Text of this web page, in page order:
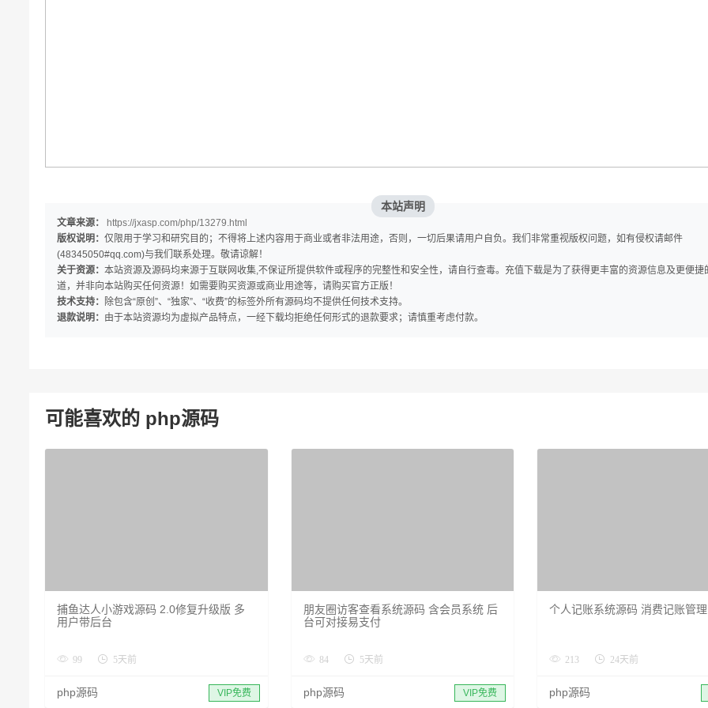
本站声明
文章来源：
https://jxasp.com/php/13279.html
版权说明： 仅限用于学习和研究目的；不得将上述内容用于商业或者非法用途，否则，一切后果请用户自负。我们非常重视版权问题，如有侵权请邮件
(48345050#qq.com)与我们联系处理。敬请谅解！
关于资源： 本站资源及源码均来源于互联网收集,不保证所提供软件或程序的完整性和安全性，请自行查毒。充值下载是为了获得更丰富的资源信息及更便捷
道，并非向本站购买任何资源！如需要购买资源或商业用途等，请购买官方正版！
技术支持：
除包含“原创”、“独家”、“收费”的标签外所有源码均不提供任何技术支持。
退款说明： 由于本站资源均为虚拟产品特点，一经下载均拒绝任何形式的退款要求；请慎重考虑付款。
可能喜欢的 php源码
捕鱼达人小游戏源码 2.0修复升级版 多
用户带后台
99 5天前
php源码 VIP免费
朋友圈访客查看系统源码 含会员系统 后
台可对接易支付
84 5天前
php源码 VIP免费
个人记账系统源码 消费记账管
213 24天前
php源码